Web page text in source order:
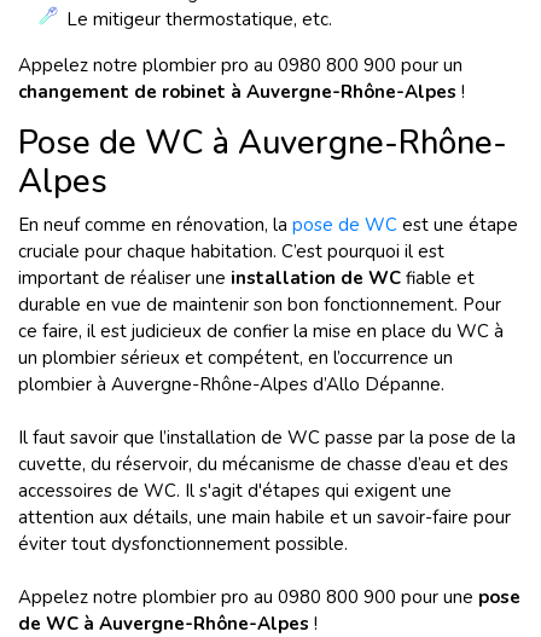
Le mitigeur thermostatique, etc.
Appelez notre plombier pro au 0980 800 900 pour un
changement de robinet à Auvergne-Rhône-Alpes !
Pose de WC à Auvergne-Rhône-
Alpes
En neuf comme en rénovation, la pose de WC est une étape
cruciale pour chaque habitation. C’est pourquoi il est
important de réaliser une installation de WC fiable et
durable en vue de maintenir son bon fonctionnement. Pour
ce faire, il est judicieux de confier la mise en place du WC à
un plombier sérieux et compétent, en l’occurrence un
plombier à Auvergne-Rhône-Alpes d’Allo Dépanne.
Il faut savoir que l’installation de WC passe par la pose de la
cuvette, du réservoir, du mécanisme de chasse d’eau et des
accessoires de WC. Il s'agit d'étapes qui exigent une
attention aux détails, une main habile et un savoir-faire pour
éviter tout dysfonctionnement possible.
Appelez notre plombier pro au 0980 800 900 pour une pose
de WC à Auvergne-Rhône-Alpes !